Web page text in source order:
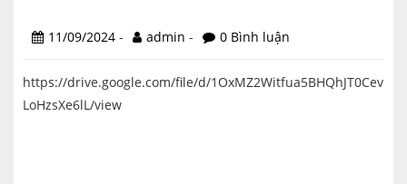
11/09/2024 - admin - 0 Bình luận
https://drive.google.com/file/d/1OxMZ2Witfua5BHQhJT0Cev
LoHzsXe6lL/view